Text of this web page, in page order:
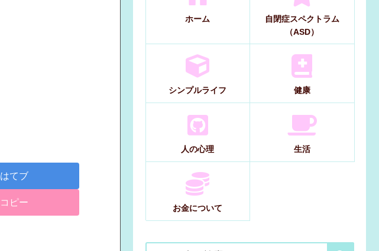
はてブ
コピー
ホーム
自閉症スペクトラム
（ASD）
シンプルライフ 健康
人の心理 生活
お金について